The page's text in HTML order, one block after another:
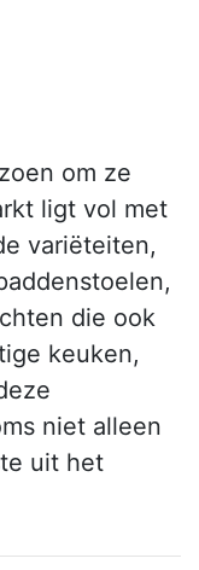
om ze
ligt vol met
variëteiten,
die ook
keuken,
niet alleen
uit het